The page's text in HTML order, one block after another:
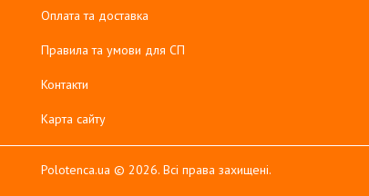
Оплата та доставка
Правила та умови для СП
Контакти
Карта сайту
Polotenca.ua © 2026. Всі права захищені.